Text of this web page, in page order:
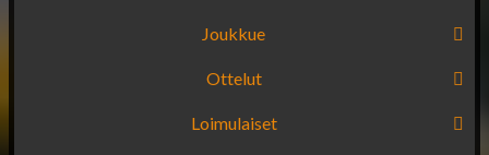
Joukkue
Ottelut
Loimulaiset